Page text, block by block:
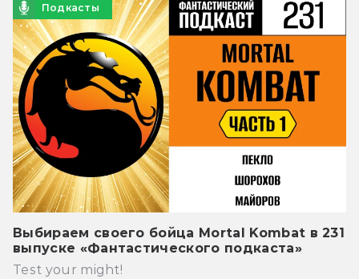
Подкасты
Выбираем своего бойца Mortal Kombat в 231
выпуске «Фантастического подкаста»
Test your might!